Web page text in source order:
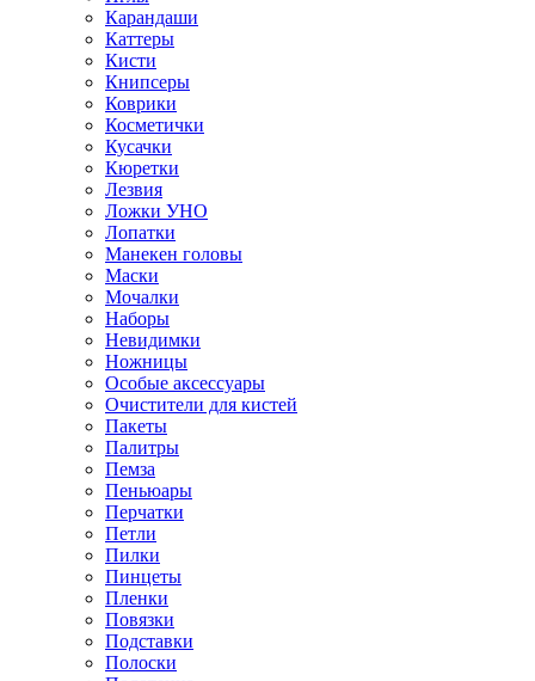
Карандаши
Каттеры
Кисти
Книпсеры
Коврики
Косметички
Кусачки
Кюретки
Лезвия
Ложки УНО
Лопатки
Манекен головы
Маски
Мочалки
Наборы
Невидимки
Ножницы
Особые аксессуары
Очистители для кистей
Пакеты
Палитры
Пемза
Пеньюары
Перчатки
Петли
Пилки
Пинцеты
Пленки
Повязки
Подставки
Полоски